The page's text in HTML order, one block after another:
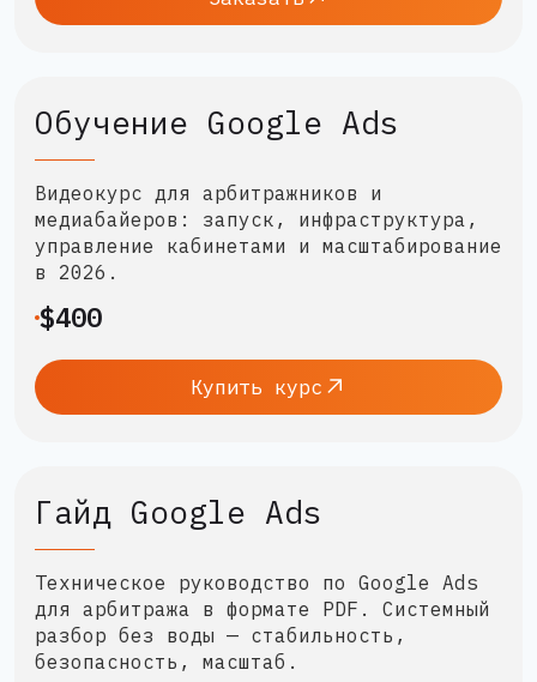
Обучение Google Ads
Видеокурс для арбитражников и
медиабайеров: запуск, инфраструктура,
управление кабинетами и масштабирование
в 2026.
$400
Купить курс
Гайд Google Ads
Техническое руководство по Google Ads
для арбитража в формате PDF. Системный
разбор без воды — стабильность,
безопасность, масштаб.